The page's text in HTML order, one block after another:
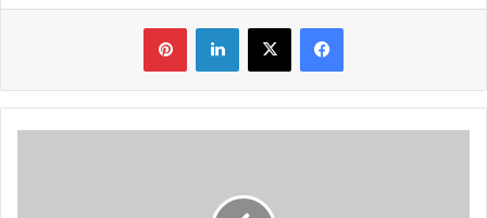
فیس بوک X لینکدین ‫پین‌ترست